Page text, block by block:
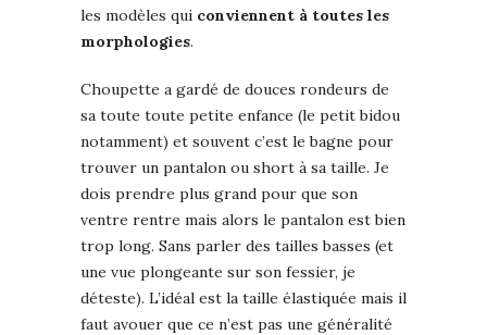
les modèles qui conviennent à toutes les
morphologies.
Choupette a gardé de douces rondeurs de
sa toute toute petite enfance (le petit bidou
notamment) et souvent c’est le bagne pour
trouver un pantalon ou short à sa taille. Je
dois prendre plus grand pour que son
ventre rentre mais alors le pantalon est bien
trop long. Sans parler des tailles basses (et
une vue plongeante sur son fessier, je
déteste). L’idéal est la taille élastiquée mais il
faut avouer que ce n’est pas une généralité